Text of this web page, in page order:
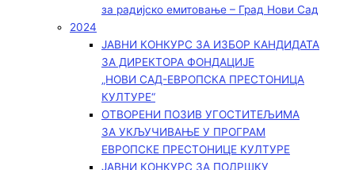
за радијско емитовање – Град Нови Сад
2024
ЈАВНИ КОНКУРС ЗА ИЗБОР КАНДИДАТА
ЗА ДИРЕКТОРА ФОНДАЦИЈЕ
„НОВИ САД-ЕВРОПСКА ПРЕСТОНИЦА
КУЛТУРЕ“
ОТВОРЕНИ ПОЗИВ УГОСТИТЕЉИМА
ЗА УКЉУЧИВАЊЕ У ПРОГРАМ
ЕВРОПСКЕ ПРЕСТОНИЦЕ КУЛТУРЕ
ЈАВНИ КОНКУРС ЗА ПОДРШКУ